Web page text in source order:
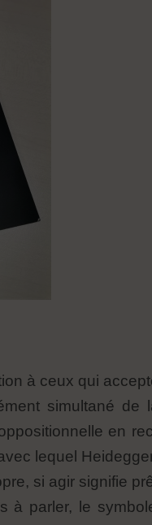
à ceux qui
simultané de
en
lequel
si agir signifie
à parler, le